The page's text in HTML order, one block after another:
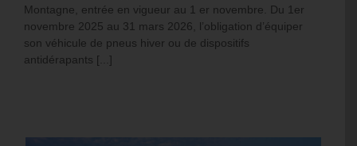
Montagne, entrée en vigueur au 1 er novembre. Du 1er
novembre 2025 au 31 mars 2026, l’obligation d’équiper
son véhicule de pneus hiver ou de dispositifs
antidérapants [...]